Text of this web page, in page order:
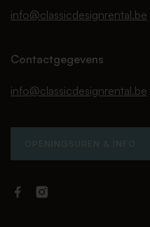
info@classicdesignrental.be
Contactgegevens
info@classicdesignrental.be
OPENINGSUREN & INFO
FacebookInstagram